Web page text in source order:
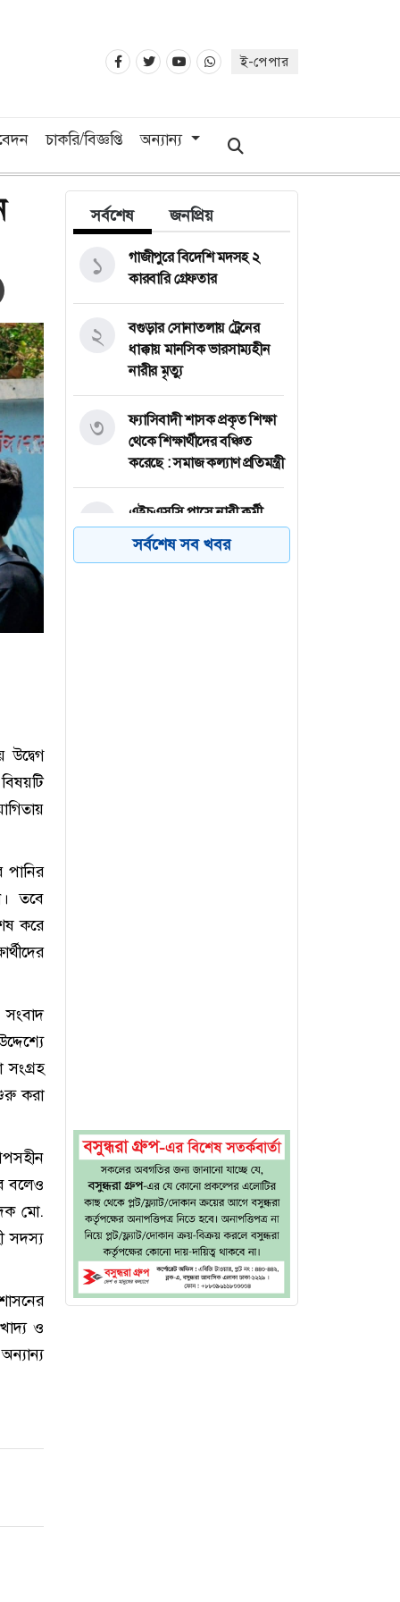
ই-পেপার
চাকরি/বিজ্ঞপ্তি অন্যান্য
উদ্বেগ
পানির
তবে
করে
সংগ্রহ
করা
বলেও
মো.
সদস্য
ও
সর্বশেষ জনপ্রিয়
গাজীপুরে বিদেশি মদসহ ২
কারবারি গ্রেফতার
১
বগুড়ার সোনাতলায় ট্রেনের
ধাক্কায় মানসিক ভারসাম্যহীন
নারীর মৃত্যু
২
ফ্যাসিবাদী শাসক প্রকৃত শিক্ষা
থেকে শিক্ষার্থীদের বঞ্চিত
করেছে : সমাজ কল্যাণ প্রতিমন্ত্রী
৩
এইচএসসি পাসে নারী কর্মী
নিয়োগ দিচ্ছে মিনিস্টার
৪
সর্বশেষ সব খবর